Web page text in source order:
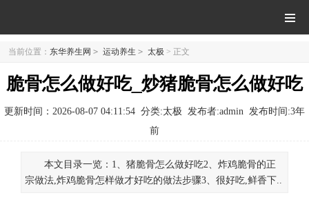
当前位置： 东华养生网 > 运动养生 > 太极 > 正文
脆骨怎么做好吃_炒猪脆骨怎么做好吃
更新时间：2026-08-07 04:11:54 分类:太极 发布者:admin 发布时间:3年
前
本文目录一览：1、猪脆骨怎么做好吃2、炸鸡脆骨的正
宗做法,炸鸡脆骨怎样做才好吃的做法步骤3、很好吃,鲜香下..